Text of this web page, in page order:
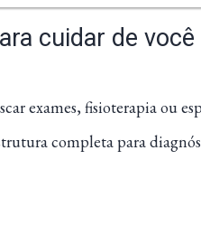
cuidar de você
exames, fisioterapia ou
completa para